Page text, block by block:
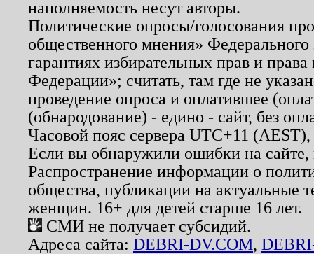
наполняемость несут авторы.
Политические опросы/голосования
общественного мнения»
гарантиях избирательных прав и
Федерации»; считать, там где не
проведение опроса и оплатившее
(обнародование) - едино - сайт, без
Часовой пояс сервера UTC+11
Если вы обнаружили ошибки на
Распространение информации о
общества, публикации на актуальные
женщин. 16+ для детей старше 16 лет.
СМИ не получает субсидий.
Адреса сайта: DEBRI-DV.COM,